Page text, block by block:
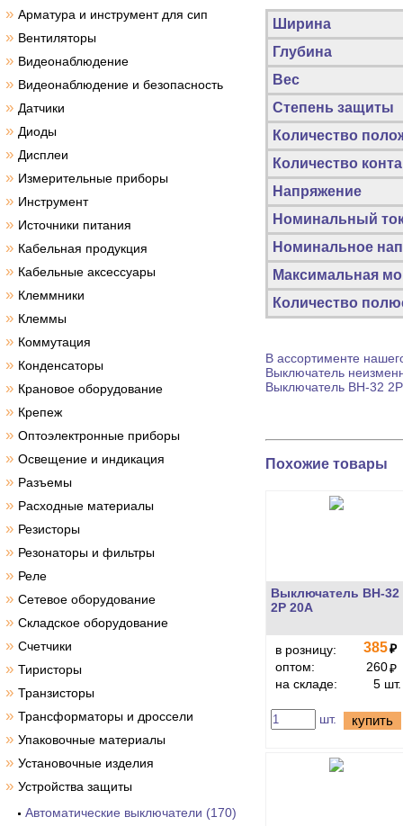
» Арматура и инструмент для сип
» Вентиляторы
» Видеонаблюдение
» Видеонаблюдение и безопасность
» Датчики
» Диоды
» Дисплеи
» Измерительные приборы
» Инструмент
» Источники питания
» Кабельная продукция
» Кабельные аксессуары
» Клеммники
» Клеммы
» Коммутация
» Конденсаторы
» Крановое оборудование
» Крепеж
» Оптоэлектронные приборы
» Освещение и индикация
» Разъемы
» Расходные материалы
» Резисторы
» Резонаторы и фильтры
» Реле
» Сетевое оборудование
» Складское оборудование
» Счетчики
» Тиристоры
» Транзисторы
» Трансформаторы и дроссели
» Упаковочные материалы
» Установочные изделия
» Устройства защиты
Автоматические выключатели (170)
Ширина
Глубина
Вес
Степень защиты
Количество
Количество
Напряжение
Номинальный
Номинальное
Максимальная
Количество
В ассортименте
Выключатель
Выключатель ВН-32
Похожие товары
Выключатель ВН-32
2P 20A
в розницу: 385₽
оптом:
260₽
на складе:
5 шт.
шт. купить